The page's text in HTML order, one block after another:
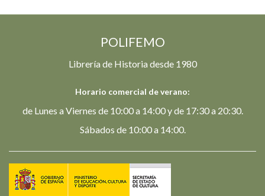
POLIFEMO
Librería de Historia desde 1980
Horario comercial de verano:
de Lunes a Viernes de 10:00 a 14:00 y de 17:30 a 20:30.
Sábados de 10:00 a 14:00.